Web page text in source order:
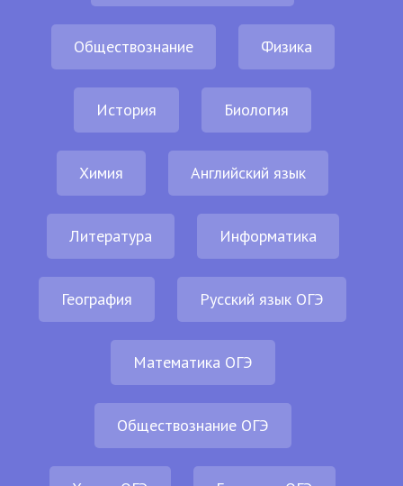
Обществознание Физика
История Биология
Химия Английский язык
Литература Информатика
География Русский язык ОГЭ
Математика ОГЭ
Обществознание ОГЭ